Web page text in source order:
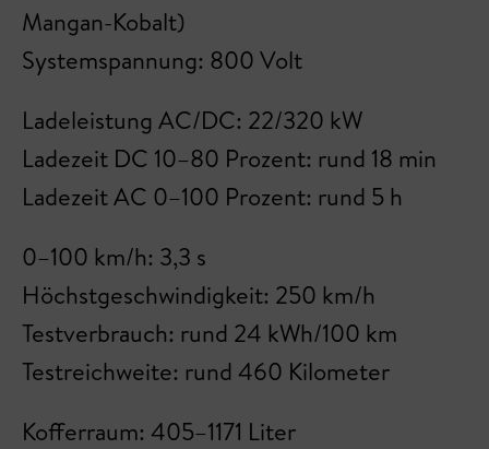
Mangan-Kobalt)
Systemspannung: 800 Volt
Ladeleistung AC/DC: 22/320 kW
Ladezeit DC 10–80 Prozent: rund 18 min
Ladezeit AC 0–100 Prozent: rund 5 h
0–100 km/h: 3,3 s
Höchstgeschwindigkeit: 250 km/h
Testverbrauch: rund 24 kWh/100 km
Testreichweite: rund 460 Kilometer
Kofferraum: 405–1171 Liter